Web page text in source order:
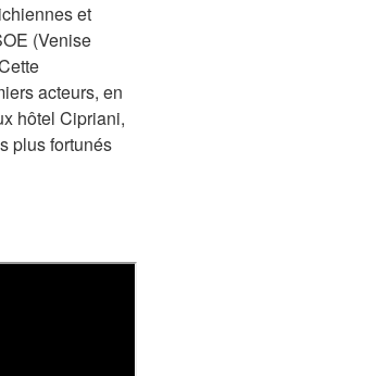
et
(Venise
acteurs, en
hôtel Cipriani,
plus fortunés